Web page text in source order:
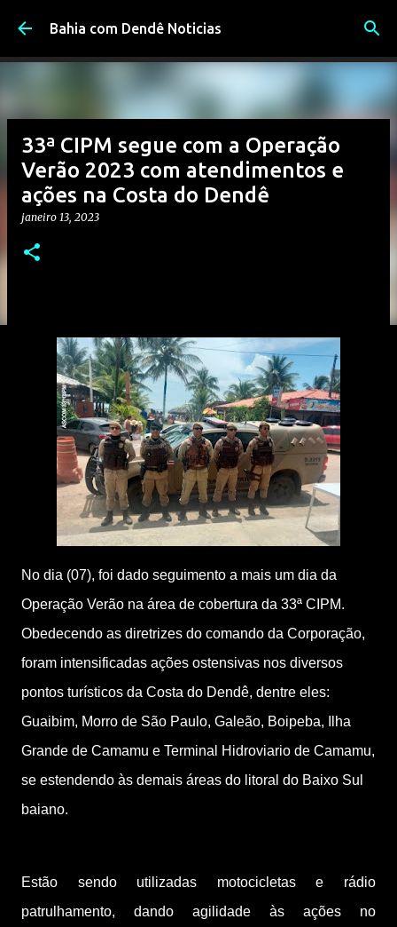
Pular para o conteúdo principal
Bahia com Dendê Noticias
33ª CIPM segue com a Operação
Verão 2023 com atendimentos e
ações na Costa do Dendê
janeiro 13, 2023
No dia (07), foi dado seguimento a mais um dia da
Operação Verão na área de cobertura da 33ª CIPM.
Obedecendo as diretrizes do comando da Corporação,
foram intensificadas ações ostensivas nos diversos
pontos turísticos da Costa do Dendê, dentre eles:
Guaibim, Morro de São Paulo, Galeão, Boipeba, Ilha
Grande de Camamu e Terminal Hidroviario de Camamu,
se estendendo às demais áreas do litoral do Baixo Sul
baiano.
Estão sendo utilizadas motocicletas e rádio
patrulhamento, dando agilidade às ações no